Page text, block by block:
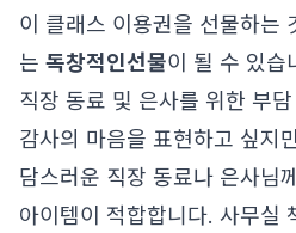
이 클래스 이용권을 선물하는
는 독창적인선물이 될 수 있습
직장 동료 및 은사를 위한 부
감사의 마음을 표현하고 싶지
담스러운 직장 동료나 은사님
아이템이 적합합니다. 사무실